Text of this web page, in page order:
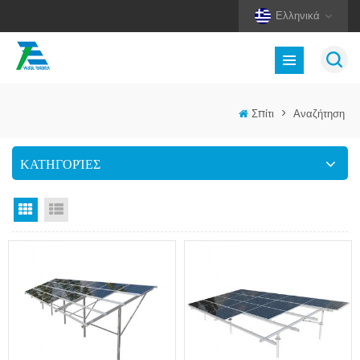
Ελληνικά
Σπίτι > Αναζήτηση
ΚΑΤΗΓΟΡΊΕΣ
Προβολή πλέγματος